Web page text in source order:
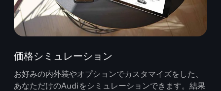
価格シミュレーション
お好みの内外装やオプションでカスタマイズをした、
あなただけのAudiをシミュレーションできます。結果